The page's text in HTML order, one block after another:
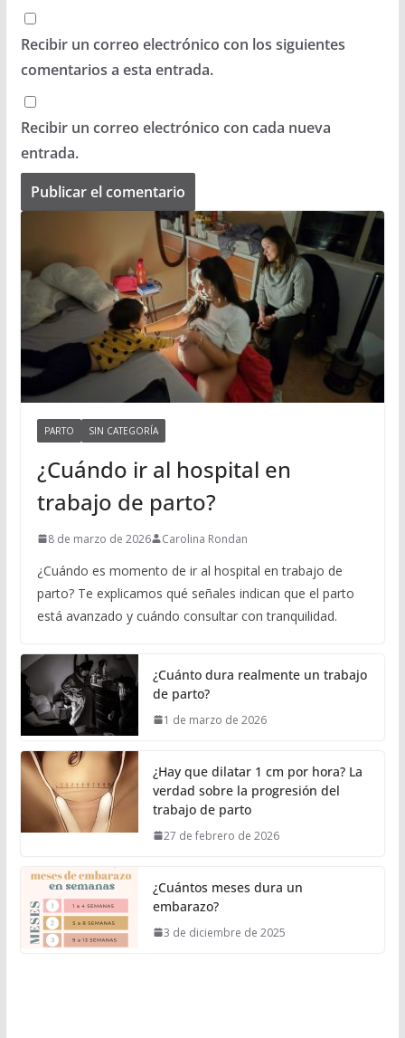
Recibir un correo electrónico con los siguientes
comentarios a esta entrada.
Recibir un correo electrónico con cada nueva
entrada.
PARTO SIN CATEGORÍA
¿Cuándo ir al hospital en
trabajo de parto?
8 de marzo de 2026 Carolina Rondan
¿Cuándo es momento de ir al hospital en trabajo de
parto? Te explicamos qué señales indican que el parto
está avanzado y cuándo consultar con tranquilidad.
¿Cuánto dura realmente un trabajo
de parto?
1 de marzo de 2026
¿Hay que dilatar 1 cm por hora? La
verdad sobre la progresión del
trabajo de parto
27 de febrero de 2026
¿Cuántos meses dura un
embarazo?
3 de diciembre de 2025